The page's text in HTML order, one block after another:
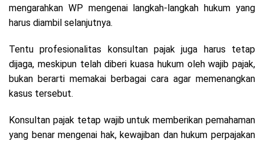
mengarahkan WP mengenai langkah-langkah hukum yang
harus diambil selanjutnya.
Tentu profesionalitas konsultan pajak juga harus tetap
dijaga, meskipun telah diberi kuasa hukum oleh wajib pajak,
bukan berarti memakai berbagai cara agar memenangkan
kasus tersebut.
Konsultan pajak tetap wajib untuk memberikan pemahaman
yang benar mengenai hak, kewajiban dan hukum perpajakan